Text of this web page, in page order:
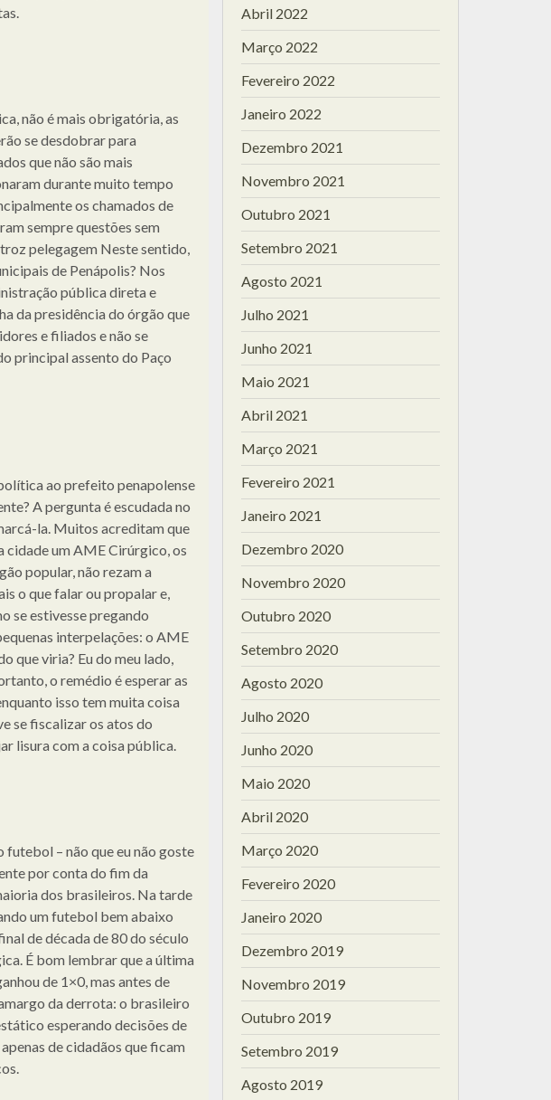
não é mais obrigatória, as
se desdobrar para
que não são mais
durante muito tempo
os chamados de
sempre questões sem
pelegagem Neste sentido,
de Penápolis? Nos
pública direta e
da presidência do órgão que
e filiados e não se
principal assento do Paço
ao prefeito penapolense
A pergunta é escudada no
la. Muitos acreditam que
cidade um AME Cirúrgico, os
popular, não rezam a
o que falar ou propalar e,
se estivesse pregando
interpelações: o AME
que viria? Eu do meu lado,
o remédio é esperar as
isso tem muita coisa
se fiscalizar os atos do
lisura com a coisa pública.
– não que eu não goste
por conta do fim da
dos brasileiros. Na tarde
um futebol bem abaixo
de década de 80 do século
É bom lembrar que a última
de 1×0, mas antes de
da derrota: o brasileiro
esperando decisões de
de cidadãos que ficam
Abril 2022
Março 2022
Fevereiro 2022
Janeiro 2022
Dezembro 2021
Novembro 2021
Outubro 2021
Setembro 2021
Agosto 2021
Julho 2021
Junho 2021
Maio 2021
Abril 2021
Março 2021
Fevereiro 2021
Janeiro 2021
Dezembro 2020
Novembro 2020
Outubro 2020
Setembro 2020
Agosto 2020
Julho 2020
Junho 2020
Maio 2020
Abril 2020
Março 2020
Fevereiro 2020
Janeiro 2020
Dezembro 2019
Novembro 2019
Outubro 2019
Setembro 2019
Agosto 2019